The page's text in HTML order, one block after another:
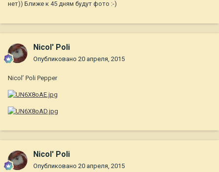
нет)) Ближе к 45 дням будут фото :-)
Nicol' Poli
Опубликовано 20 апреля, 2015
Nicol’ Poli Pepper
Nicol' Poli
Опубликовано 20 апреля, 2015